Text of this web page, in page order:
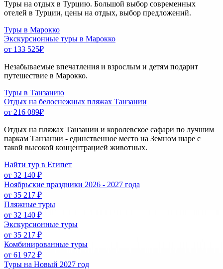
Туры на отдых в Турцию. Большой выбор современных
отелей в Турции, цены на отдых, выбор предложений.
Туры в Марокко
Экскурсионные туры в Марокко
от 133 525₽
Незабываемые впечатления и взрослым и детям подарит
путешествие в Марокко.
Туры в Танзанию
Отдых на белоснежных пляжах Танзании
от 216 089₽
Отдых на пляжах Танзании и королевское сафари по лучшим
паркам Танзании - единственное место на Земном шаре с
такой высокой концентрацией животных.
Найти тур в Египет
от 32 140 ₽
Ноябрьские праздники 2026 - 2027 года
от 35 217 ₽
Пляжные туры
от 32 140 ₽
Экскурсионные туры
от 35 217 ₽
Комбинированные туры
от 61 972 ₽
Туры на Новый 2027 год